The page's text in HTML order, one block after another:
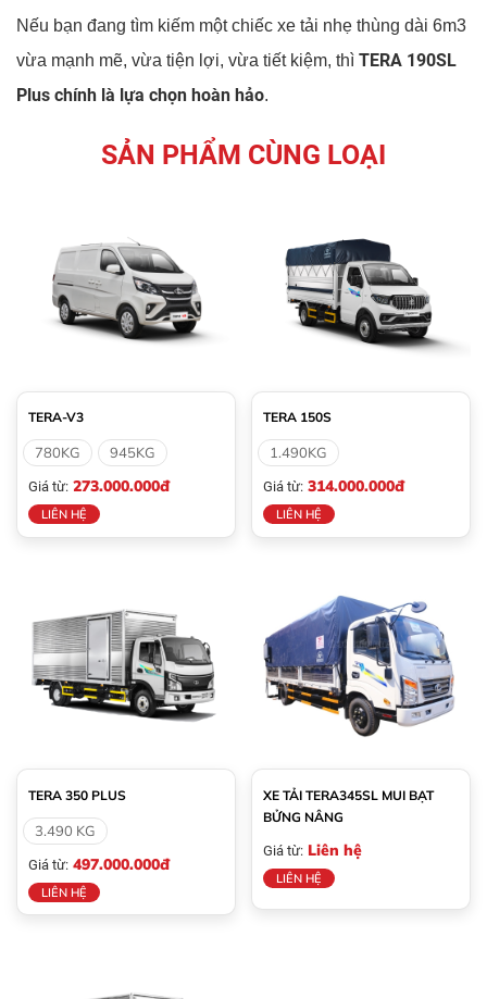
Nếu bạn đang tìm kiếm một chiếc xe tải nhẹ thùng dài 6m3
vừa mạnh mẽ, vừa tiện lợi, vừa tiết kiệm, thì TERA 190SL
Plus chính là lựa chọn hoàn hảo.
SẢN PHẨM CÙNG LOẠI
TERA-V3
780KG 945KG
Giá từ: 273.000.000đ
LIÊN HỆ
TERA 150S
1.490KG
Giá từ: 314.000.000đ
LIÊN HỆ
TERA 350 PLUS
3.490 KG
Giá từ: 497.000.000đ
LIÊN HỆ
XE TẢI TERA345SL MUI BẠT
BỬNG NÂNG
Giá từ: Liên hệ
LIÊN HỆ